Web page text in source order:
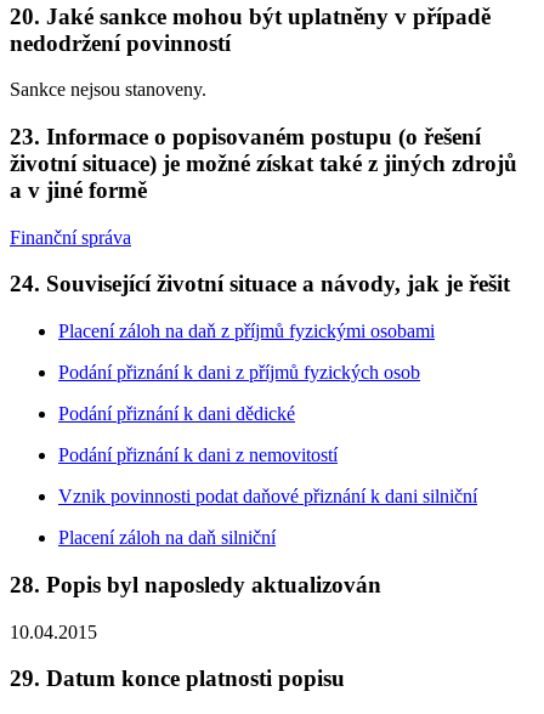
20. Jaké sankce mohou být uplatněny v případě
nedodržení povinností
Sankce nejsou stanoveny.
23. Informace o popisovaném postupu (o řešení
životní situace) je možné získat také z jiných zdrojů
a v jiné formě
Finanční správa
24. Související životní situace a návody, jak je řešit
Placení záloh na daň z příjmů fyzickými osobami
Podání přiznání k dani z příjmů fyzických osob
Podání přiznání k dani dědické
Podání přiznání k dani z nemovitostí
Vznik povinnosti podat daňové přiznání k dani silniční
Placení záloh na daň silniční
28. Popis byl naposledy aktualizován
10.04.2015
29. Datum konce platnosti popisu